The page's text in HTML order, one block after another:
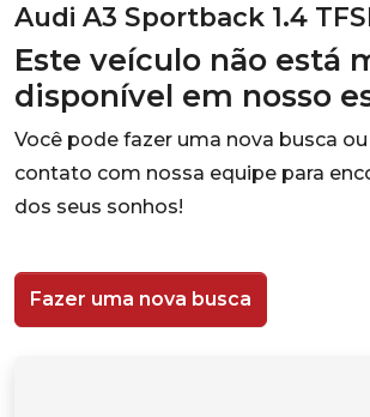
Audi A3 Sportback 1.4
Este veículo não está
disponível em nosso
Você pode fazer uma nova busca
contato com nossa equipe para
dos seus sonhos!
Fazer uma nova busca